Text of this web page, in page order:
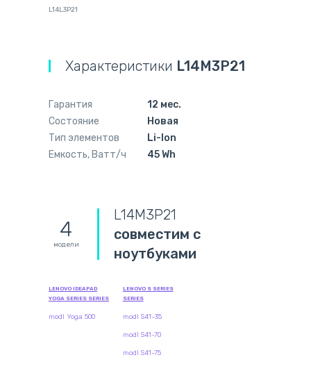
L14L3P21
Характеристики L14M3P21
Гарантия
12 мес.
Состояние
Новая
Тип элементов
Li-Ion
Емкость, Ватт/ч
45 Wh
4
модели
L14M3P21
совместим с
ноутбуками
LENOVO IDEAPAD
YOGA SERIES SERIES
modl Yoga 500
LENOVO S SERIES
SERIES
modl S41-35
modl S41-70
modl S41-75